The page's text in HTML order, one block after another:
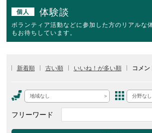
個人 体験談
ボランティア活動などに参加した方のリアルな
もお待ちしています。
新着順 古い順 いいね！が多い順 コメン
地域なし 分野なし
フリーワード